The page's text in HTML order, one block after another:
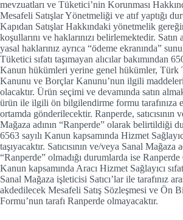
mevzuatları ve Tüketici’nin Korunması
Mesafeli Satışlar Yönetmeliği ve atıf yaptığı
Kapıdan Satışlar Hakkındaki yönetmelik
koşullarını ve haklarınızı belirlemektedir.
yasal haklarınız ayrıca “ödeme ekranında”
Tüketici sıfatı taşımayan alıcılar bakımından
Kanun hükümleri yerine genel hükümler, Türk
Kanunu ve Borçlar Kanunu’nun ilgili
olacaktır. Ürün seçimi ve devamında satın
ürün ile ilgili ön bilgilendirme formu tarafınıza
ortamda gönderilecektir. Ranperde, satıcısının
Mağaza adının “Ranperde” olarak belirtildiği
6563 sayılı Kanun kapsamında Hizmet
taşıyacaktır. Satıcısının ve/veya Sanal Mağaza
“Ranperde” olmadığı durumlarda ise Ranperde
Kanun kapsamında Aracı Hizmet Sağlayıcı
Sanal Mağaza işleticisi Satıcı’lar ile tarafınız
akdedilecek Mesafeli Satış Sözleşmesi ve Ön
Formu’nun tarafı Ranperde olmayacaktır.